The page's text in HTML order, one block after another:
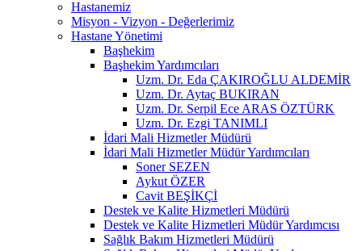
Hastanemiz
Misyon - Vizyon - Değerlerimiz
Hastane Yönetimi
Başhekim
Başhekim Yardımcıları
Uzm. Dr. Eda ÇAKIROĞLU ALDEMİR
Uzm. Dr. Aytaç BUKIRAN
Uzm. Dr. Serpil Ece ARAS ÖZTÜRK
Uzm. Dr. Ezgi TANIMLI
İdari Mali Hizmetler Müdürü
İdari Mali Hizmetler Müdür Yardımcıları
Soner SEZEN
Aykut ÖZER
Cavit BEŞİKÇİ
Destek ve Kalite Hizmetleri Müdürü
Destek ve Kalite Hizmetleri Müdür Yardımcısı
Sağlık Bakım Hizmetleri Müdürü